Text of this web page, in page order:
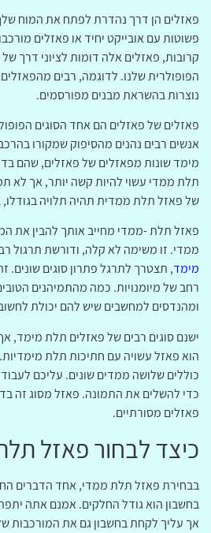
פאזלים הן דרך נהדרת לפתח את המוח
פשוטות עם אובייקט יחיד או פאזלים
קרובות, פאזלים אלה דומות לציוני דרך
הפופולרית שלנו. לדוגמה, רבים
נוצרות בהשראת מבנים מפורסמים.
פאזלים של פאזלים הם אחד הסוגים
אנשים רבים נהנים מהסיפוק שמקורו
מימד שונות מפאזלים של פאזלים, שהם
תלת ממדי עשוי להיות קשה יותר, אך לא
של פאזל תלת ממדית תהיה תלויה בגודלו,
פאזל תלת -ממדי מחייב אותך להבין את
ממדי. זו משימה לא קלה, ודורשת תרגול
מימד, תצטרך לתרגל פתרון סוגים שונים.
רחב של מיומנויות. כמה מהתמיהנים
ומהנדסים למחשבים שיש להם יכולת
ישנם סוגים רבים של פאזלים תלת מימד,
הוא פאזל עשויה עם חתיכות תלת מימדיות.
כוללים שלושה ממדים שונים. עליכם
כדי להשלים את התמונה. פאזל מסוג זה
פאזלים מסורתיים.
כיצד לבחור פאזל
בבחירת פאזל תלת ממדי, אחד הדברים
בחשבון הוא גודל החלקים. אמנם אתה
אך עליך לקחת בחשבון גם את המורכבות